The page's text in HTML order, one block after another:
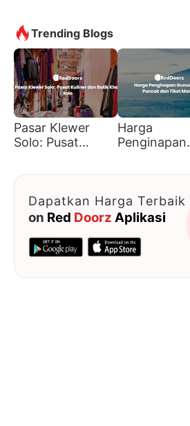
Trending Blogs
Pasar Klewer
Solo: Pusat
Harga
Penginapan
Dapatkan Harga Terbaik
on Red Doorz Aplikasi